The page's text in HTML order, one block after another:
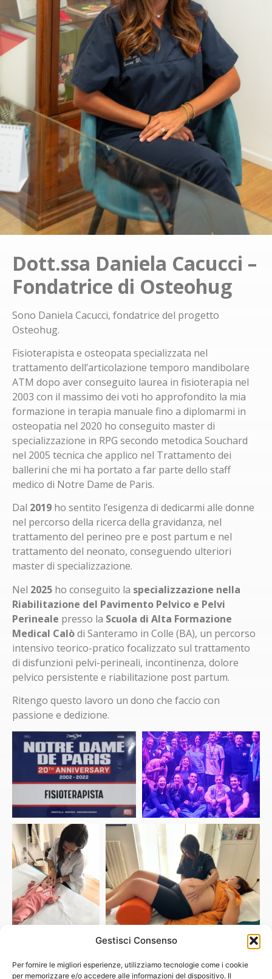
Gestisci Consenso
Per fornire le migliori esperienze, utilizziamo tecnologie come i cookie
per memorizzare e/o accedere alle informazioni del dispositivo. Il
Dott.ssa Daniela Cacucci –
Fondatrice di Osteohug
Sono Daniela Cacucci, fondatrice del progetto
Osteohug.
Fisioterapista e osteopata specializzata nel
trattamento dell’articolazione temporo mandibolare
ATM dopo aver conseguito laurea in fisioterapia nel
2003 con il massimo dei voti ho approfondito la mia
formazione in terapia manuale fino a diplomarmi in
osteopatia nel 2020 ho conseguito master di
specializzazione in RPG secondo metodica Souchard
nel 2005 tecnica che applico nel Trattamento dei
ballerini che mi ha portato a far parte dello staff
medico di Notre Dame de Paris.
Dal 2019 ho sentito l’esigenza di dedicarmi alle donne
nel percorso della ricerca della gravidanza, nel
trattamento del perineo pre e post partum e nel
trattamento del neonato, conseguendo ulteriori
master di specializzazione.
Nel 2025 ho conseguito la specializzazione nella
Riabilitazione del Pavimento Pelvico e Pelvi
Perineale presso la Scuola di Alta Formazione
Medical Calòdi Santeramo in Colle (BA), un percorso
intensivo teorico-pratico focalizzato sul trattamento
di disfunzioni pelvi-perineali, incontinenza, dolore
pelvico persistente e riabilitazione post partum.
Ritengo questo lavoro un dono che faccio con
passione e dedizione.